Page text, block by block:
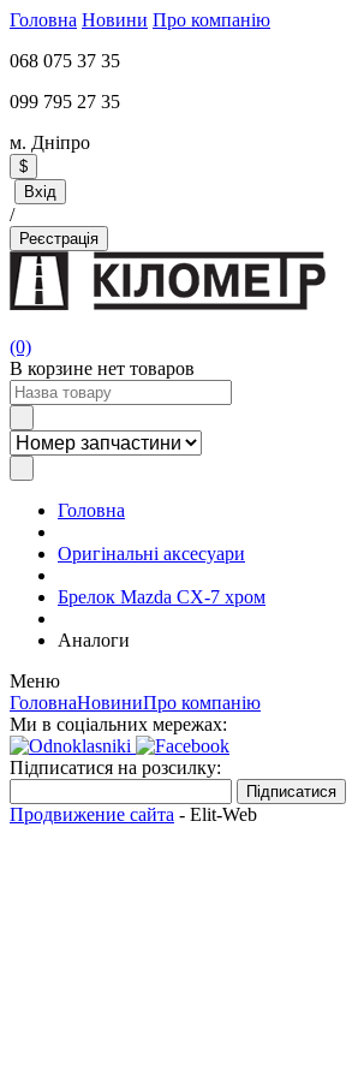
Головна Новини Про компанію
068 075 37 35
099 795 27 35
м. Дніпро
$
Вхід
/
Реєстрація
(0)
В корзине нет товаров
Головна
Оригінальні аксесуари
Брелок Mazda CX-7 хром
Аналоги
Меню
ГоловнаНовиниПро компанію
Ми в соціальних мережах:
Підписатися на розсилку:
Підписатися
Продвижение сайта - Elit-Web